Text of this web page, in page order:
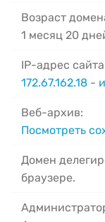
Возраст
1 месяц 20
IP-адрес
172.67.162.18 -
Веб-архив:
Посмотреть
Домен
браузере.